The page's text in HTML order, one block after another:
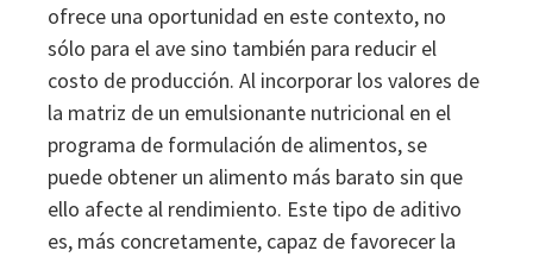
ofrece una oportunidad en este contexto, no
sólo para el ave sino también para reducir el
costo de producción. Al incorporar los valores de
la matriz de un emulsionante nutricional en el
programa de formulación de alimentos, se
puede obtener un alimento más barato sin que
ello afecte al rendimiento. Este tipo de aditivo
es, más concretamente, capaz de favorecer la